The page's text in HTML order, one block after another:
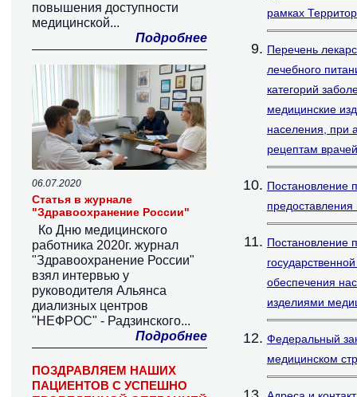
рамках
Перечень
лечебного
категорий
медицинские
населения, при
рецептам
Постановление
Постановление
обеспечения
изделиями
Федеральный
медицинском
повышения доступности
медицинской...
Подробнее
06.07.2020
Статья в журнале
"Здравоохранение России"
Ко Дню медицинского
работника 2020г. журнал
"Здравоохранение России"
взял интервью у
руководителя Альянса
диализных центров
"НЕФРОС" - Радзинского...
Подробнее
ПОЗДРАВЛЯЕМ НАШИХ
ПАЦИЕНТОВ С УСПЕШНО